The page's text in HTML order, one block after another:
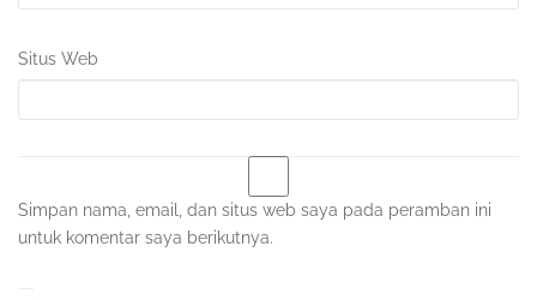
Situs Web
Simpan nama, email, dan situs web saya pada peramban ini
untuk komentar saya berikutnya.